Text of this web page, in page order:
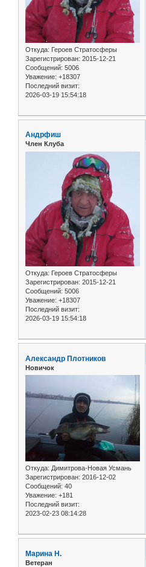
Откуда: Героев Стратосферы
Зарегистрирован: 2015-12-21
Сообщений: 5006
Уважение: +18307
Последний визит:
2026-03-19 15:54:18
Андрфиш
Член Клуба
Откуда: Героев Стратосферы
Зарегистрирован: 2015-12-21
Сообщений: 5006
Уважение: +18307
Последний визит:
2026-03-19 15:54:18
Александр Плотников
Новичок
Откуда: Димитрова-Новая Усмань
Зарегистрирован: 2016-12-02
Сообщений: 40
Уважение: +181
Последний визит:
2023-02-23 08:14:28
Марина Н.
Ветеран